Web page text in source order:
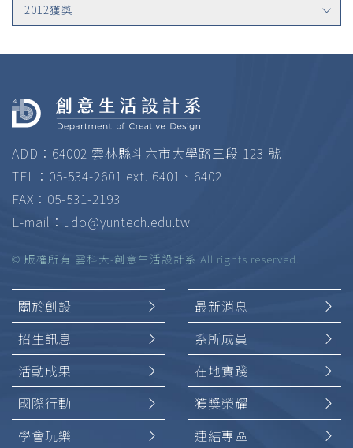
2012獲獎
ADD：64002 雲林縣斗六市大學路三段 123 號
TEL：05-534-2601 ext. 6401、6402
FAX：05-531-2193
E-mail： udo@yuntech.edu.tw
© 版權所有 雲科大-創意生活設計系 All rights reserved.
關於創設
最新消息
招生訊息
系所成員
活動成果
在地實踐
國際行動
獲獎榮耀
學會玩樂
連結專區